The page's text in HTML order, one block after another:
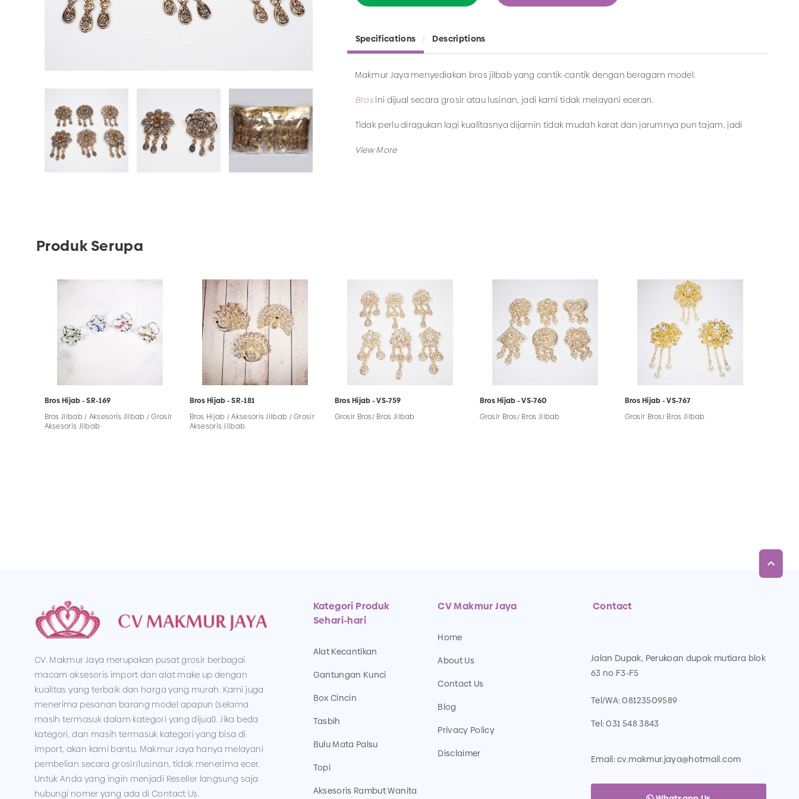
Specifications Descriptions
Makmur Jaya menyediakan bros jilbab yang cantik-cantik dengan beragam model.
Brosini dijual secara grosir atau lusinan, jadi kami tidak melayani eceran.
Tidak perlu diragukan lagi kualitasnya dijamin tidak mudah karat dan jarumnya pun tajam, jadi
Produk Serupa
Bros Hijab - SR-169
Bros Jilbab / Aksesoris Jilbab / Grosir
Aksesoris Jilbab
Bros Hijab - SR-181
Bros Hijab / Aksesoris Jilbab / Grosir
Aksesoris Jilbab
Bros Hijab - VS-759
Grosir Bros/ Bros Jilbab
Bros Hijab - VS-760
Grosir Bros/ Bros Jilbab
Bros Hijab - VS-767
Grosir Bros/ Bros Jilbab
CV. Makmur Jaya merupakan pusat grosir berbagai
macam aksesoris import dan alat make up dengan
kualitas yang terbaik dan harga yang murah. Kami juga
menerima pesanan barang model apapun (selama
masih termasuk dalam kategori yang dijual). Jika beda
kategori, dan masih termasuk kategori yang bisa di
import, akan kami bantu. Makmur Jaya hanya melayani
pembelian secara grosir/lusinan, tidak menerima ecer.
Untuk Anda yang ingin menjadi Reseller langsung saja
hubungi nomer yang ada di Contact Us.
Kategori Produk
Sehari-hari
Alat Kecantikan
Gantungan Kunci
Box Cincin
Tasbih
Bulu Mata Palsu
Topi
Aksesoris Rambut Wanita
CV Makmur Jaya
Home
About Us
Contact Us
Blog
Privacy Policy
Disclaimer
Contact
Jalan Dupak, Perukoan dupak mutiara blok
63 no F3-F5
Tel/WA:08123509589
Tel:031 548 3843
Email:cv.makmur.jaya@hotmail.com